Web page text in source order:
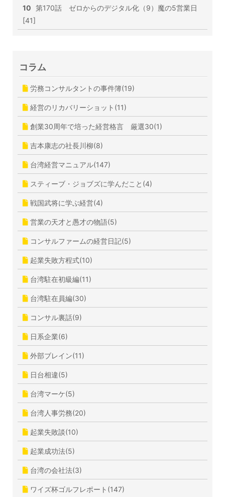
10 第170話 ゼロからのデジタル化（9）魔の5営業日
[41]
コラム
労務コンサルタントの事件簿(19)
経営のリカバリーショット(11)
創業30周年で培った経営格言 厳選30(1)
吉本康志の社長川柳(8)
台湾経営マニュアル(147)
スティーブ・ジョブズに学んだこと(4)
戦国武将に学ぶ経営(4)
営業の天才と愚才の物語(5)
コンサルファームの経営日記(5)
起業失敗方程式(10)
台湾駐在初級編(11)
台湾駐在員編(30)
コンサル裏話(9)
日系企業(6)
外部ブレイン(11)
日台相違(5)
台湾マーケ(5)
台湾人事労務(20)
起業失敗談(10)
起業成功法(5)
台湾の会社法(3)
ワイズ杯ゴルフレポート(147)